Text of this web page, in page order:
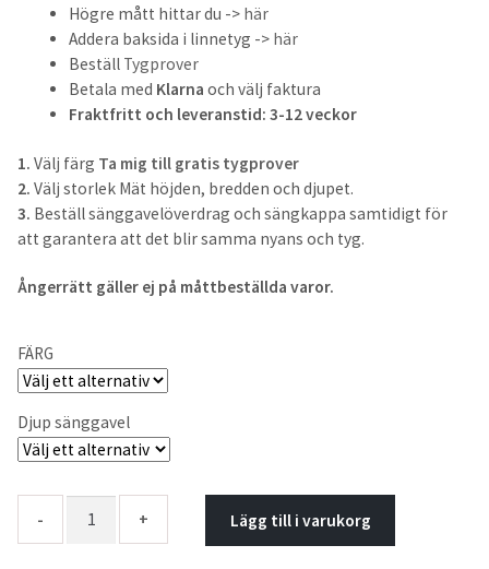
180cm
160cm
140cm
120cm
Ställbar säng
Sänggavelöverdrag
Sänggavelöverdrag
Måttbeställda överdrag
Högre mått hittar du -> här
Addera baksida i linnetyg -> här
Beställ Tygprover
Betala med Klarna och välj faktura
Fraktfritt och leveranstid: 3-12 veckor
1. Välj färg Ta mig till gratis tygprover
2. Välj storlek Mät höjden, bredden och djupet.
3. Beställ sänggavelöverdrag och sängkappa samtidigt för
att garantera att det blir samma nyans och tyg.
Ångerrätt gäller ej på måttbeställda varor.
FÄRG
Djup sänggavel
Lägg till i varukorg